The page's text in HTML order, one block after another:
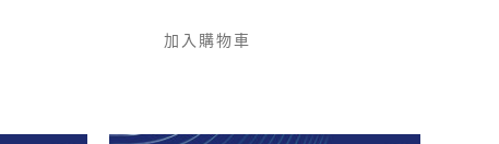
加入購物車